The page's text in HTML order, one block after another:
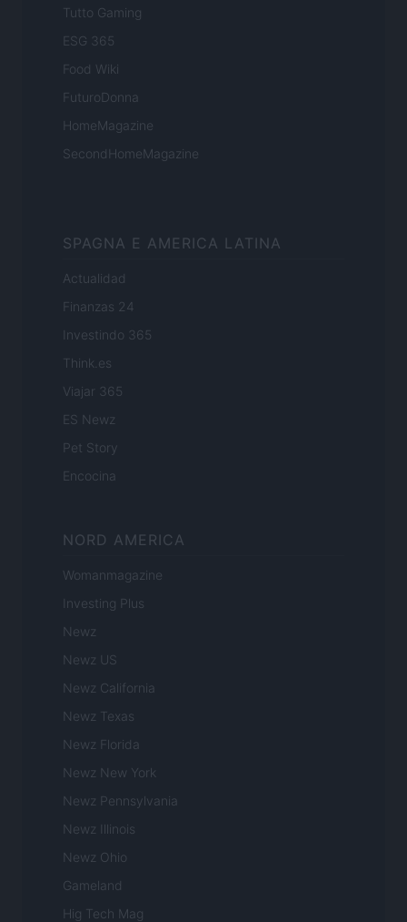
Tutto Gaming
ESG 365
Food Wiki
FuturoDonna
HomeMagazine
SecondHomeMagazine
SPAGNA E AMERICA LATINA
Actualidad
Finanzas 24
Investindo 365
Think.es
Viajar 365
ES Newz
Pet Story
Encocina
NORD AMERICA
Womanmagazine
Investing Plus
Newz
Newz US
Newz California
Newz Texas
Newz Florida
Newz New York
Newz Pennsylvania
Newz Illinois
Newz Ohio
Gameland
Hig Tech Mag